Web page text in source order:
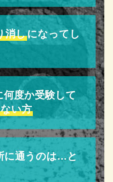
消しになってし
何度か受験して
い方
に通うのは…と